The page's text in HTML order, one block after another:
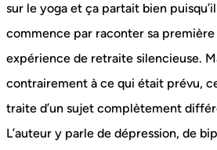
sur le yoga et ça partait bien puisqu’il
commence par raconter sa première
expérience de retraite silencieuse.
contrairement à ce qui était prévu,
traite d’un sujet complètement
L’auteur y parle de dépression, de